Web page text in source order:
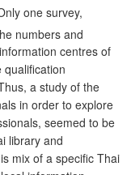
one survey,
numbers and
centres of
qualification
a study of the
in order to explore
seemed to be
library and
mix of a specific Thai